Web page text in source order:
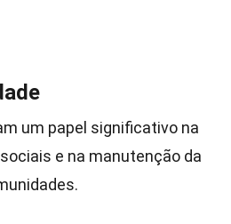
um papel significativo na
e na manutenção da